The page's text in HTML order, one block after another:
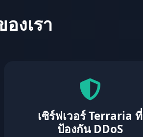
งเรา
เซิร์ฟเวอร์ Terraria ที่
ป้องกัน DDoS